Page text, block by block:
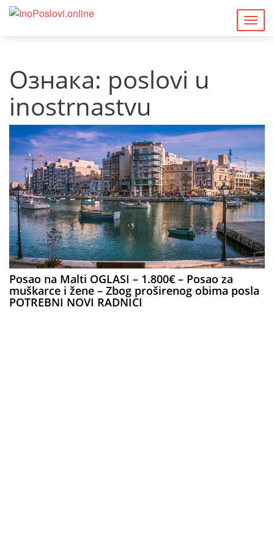
Ознака: poslovi u
inostrnastvu
Posao na Malti OGLASI – 1.800€ – Posao za
muškarce i žene – Zbog proširenog obima posla
POTREBNI NOVI RADNICI